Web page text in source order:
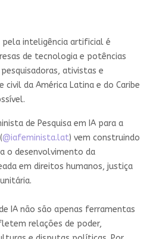
pela inteligência artificial é
de tecnologia e potências
ativistas e
civil da América Latina e do Caribe
de Pesquisa em IA para a
@iafeminista.lat) vem construindo
o desenvolvimento da
em direitos humanos, justiça
IA não são apenas ferramentas
relações de poder,